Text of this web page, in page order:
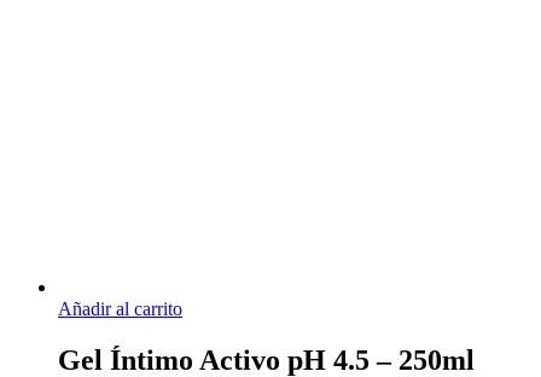
Añadir al carrito
Gel Íntimo Activo pH 4.5 – 250ml